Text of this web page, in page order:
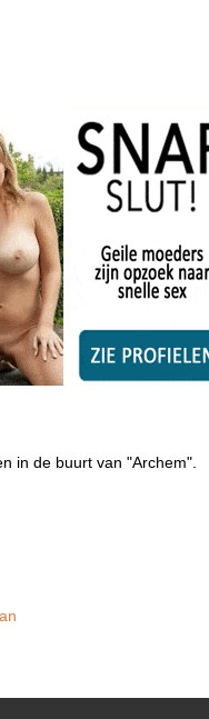
in de buurt van "Archem".